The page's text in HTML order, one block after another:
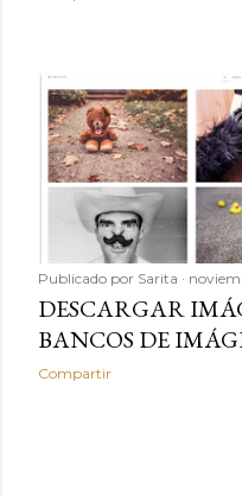
Publicado por Sarita
DESCARGAR
BANCOS DE
Compartir